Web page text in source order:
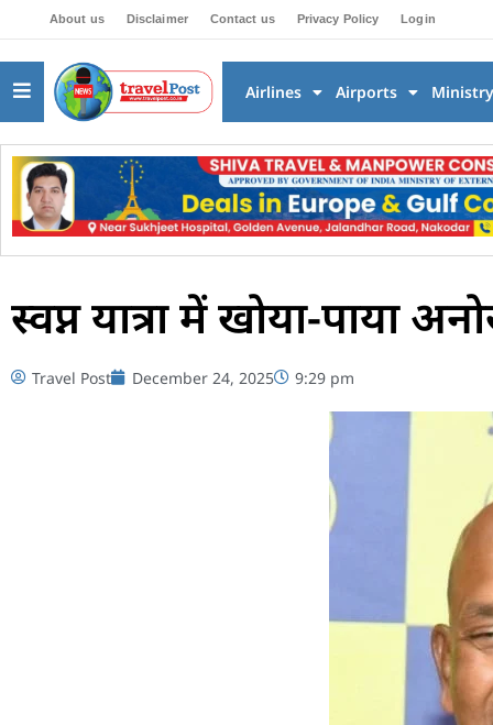
About us Disclaimer Contact us Privacy Policy Login
Airlines Airports Ministry
स्वप्न यात्रा में खोया-पाया
Travel Post December 24, 2025 9:29 pm